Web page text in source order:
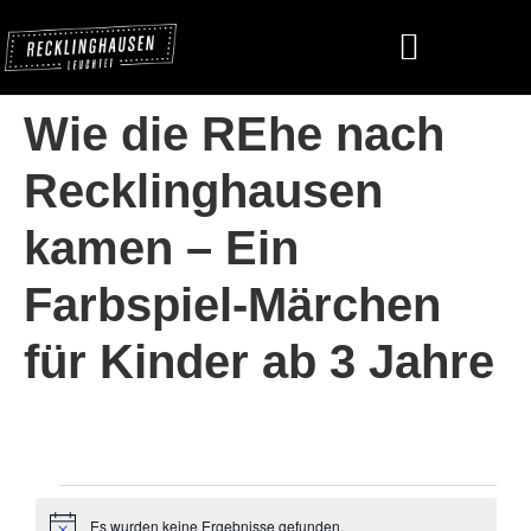
Wie die REhe nach
Recklinghausen
kamen – Ein
Farbspiel-Märchen
für Kinder ab 3 Jahre
Es wurden keine Ergebnisse gefunden.